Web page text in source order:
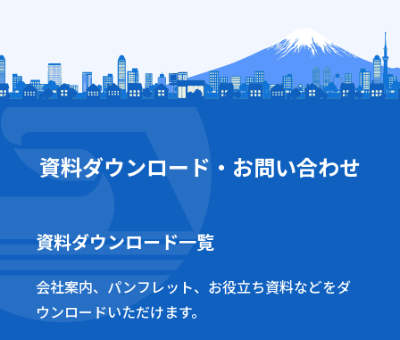
資料ダウンロード・お問い合わせ
資料ダウンロード一覧
会社案内、パンフレット、お役立ち資料などをダ
ウンロードいただけます。